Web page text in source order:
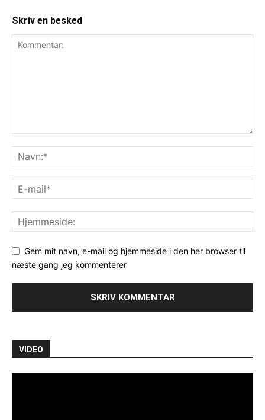
Skriv en besked
Gem mit navn, e-mail og hjemmeside i den her browser til
næste gang jeg kommenterer
VIDEO